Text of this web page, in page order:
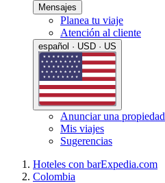
Mensajes
Planea tu viaje
Atención al cliente
español · USD · US
Anunciar una propiedad
Mis viajes
Sugerencias
Hoteles con barExpedia.com
Colombia